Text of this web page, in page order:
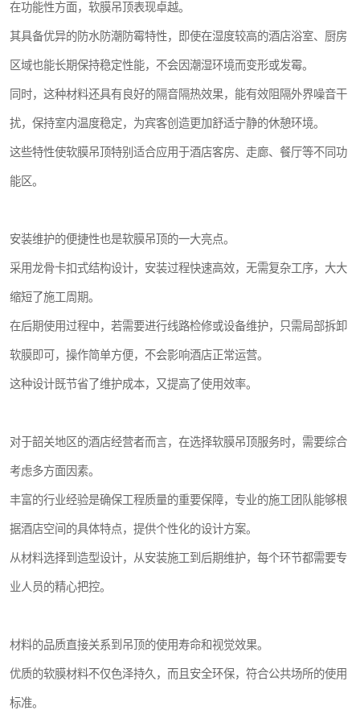
在功能性方面，软膜吊顶表现卓越。
其具备优异的防水防潮防霉特性，即使在湿度较高的酒店浴室、厨房
区域也能长期保持稳定性能，不会因潮湿环境而变形或发霉。
同时，这种材料还具有良好的隔音隔热效果，能有效阻隔外界噪音干
扰，保持室内温度稳定，为宾客创造更加舒适宁静的休憩环境。
这些特性使软膜吊顶特别适合应用于酒店客房、走廊、餐厅等不同功
能区。
安装维护的便捷性也是软膜吊顶的一大亮点。
采用龙骨卡扣式结构设计，安装过程快速高效，无需复杂工序，大大
缩短了施工周期。
在后期使用过程中，若需要进行线路检修或设备维护，只需局部拆卸
软膜即可，操作简单方便，不会影响酒店正常运营。
这种设计既节省了维护成本，又提高了使用效率。
对于韶关地区的酒店经营者而言，在选择软膜吊顶服务时，需要综合
考虑多方面因素。
丰富的行业经验是确保工程质量的重要保障，专业的施工团队能够根
据酒店空间的具体特点，提供个性化的设计方案。
从材料选择到造型设计，从安装施工到后期维护，每个环节都需要专
业人员的精心把控。
材料的品质直接关系到吊顶的使用寿命和视觉效果。
优质的软膜材料不仅色泽持久，而且安全环保，符合公共场所的使用
标准。